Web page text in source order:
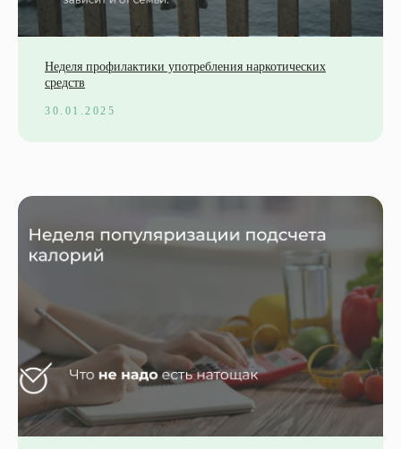
Неделя профилактики употребления наркотических
средств
30.01.2025